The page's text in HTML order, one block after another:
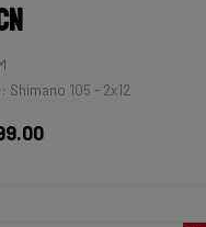
Shimano 105 - 2x12